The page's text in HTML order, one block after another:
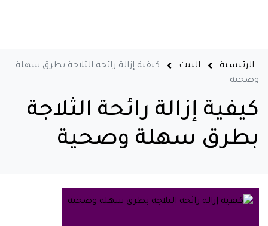
الرئيسية البيت
كيفية إزالة رائحة الثلاجة بطرق سهلة
وصحية
كيفية إزالة رائحة الثلاجة
بطرق سهلة وصحية